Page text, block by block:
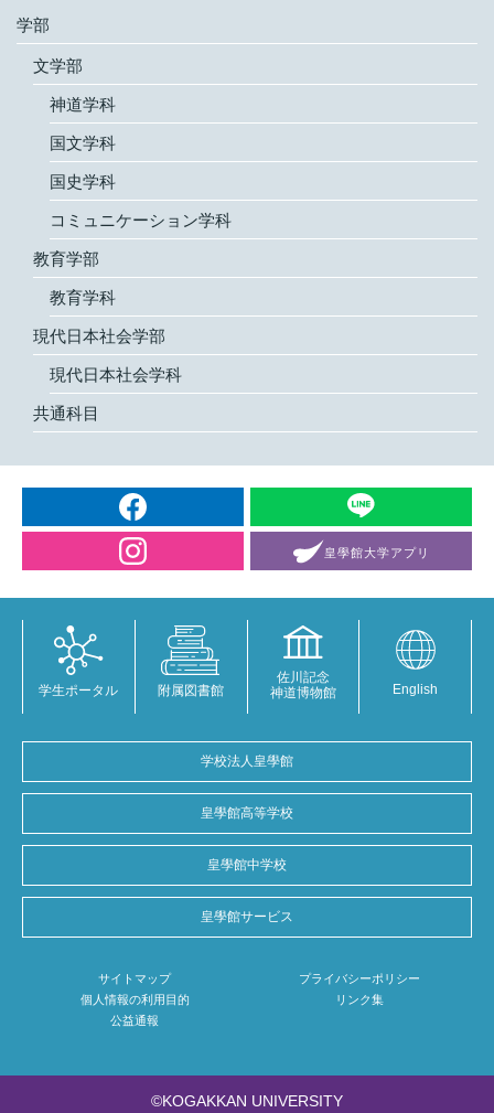
学部
文学部
神道学科
国文学科
国史学科
コミュニケーション学科
教育学部
教育学科
現代日本社会学部
現代日本社会学科
共通科目
学校法人皇學館
皇學館高等学校
皇學館中学校
皇學館サービス
サイトマップ
プライバシーポリシー
個人情報の利用目的
リンク集
公益通報
学生ポータル 附属図書館
佐川記念
神道博物館
English
皇學館大学アプリ
©KOGAKKAN UNIVERSITY